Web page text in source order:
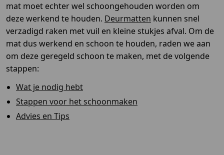
mat moet echter wel schoongehouden worden om
deze werkend te houden. Deurmatten kunnen snel
verzadigd raken met vuil en kleine stukjes afval. Om de
mat dus werkend en schoon te houden, raden we aan
om deze geregeld schoon te maken, met de volgende
stappen:
Wat je nodig hebt
Stappen voor het schoonmaken
Advies en Tips